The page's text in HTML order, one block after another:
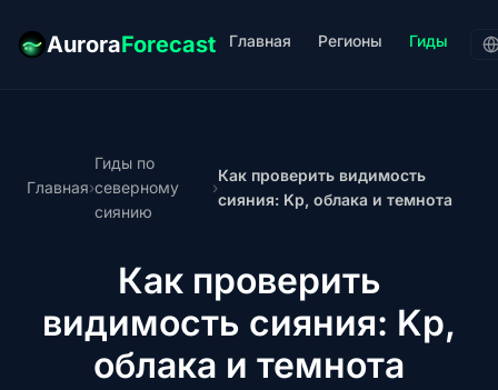
AuroraForecast Главная Регионы Гиды
Главная›
Гиды по
северному
сиянию
›
Как проверить видимость
сияния: Kp, облака и темнота
Как проверить
видимость сияния: Kp,
облака и темнота